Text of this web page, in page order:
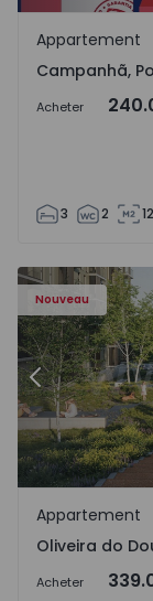
Campanhã,
Appartement
Campanhã,
Acheter
3 2
Nouveau
1575522 - 8
Appartement
Précédent
Oliveira do
Appartement
Oliveira do
Acheter